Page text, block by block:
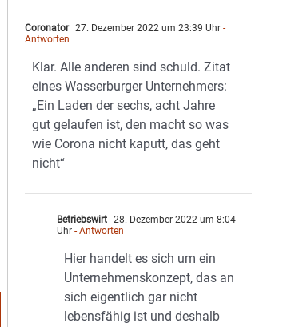
Coronator 27. Dezember 2022 um 23:39 Uhr -
Antworten
Klar. Alle anderen sind schuld. Zitat
eines Wasserburger Unternehmers:
„Ein Laden der sechs, acht Jahre
gut gelaufen ist, den macht so was
wie Corona nicht kaputt, das geht
nicht“
Betriebswirt 28. Dezember 2022 um 8:04
Uhr - Antworten
Hier handelt es sich um ein
Unternehmenskonzept, das an
sich eigentlich gar nicht
lebensfähig ist und deshalb